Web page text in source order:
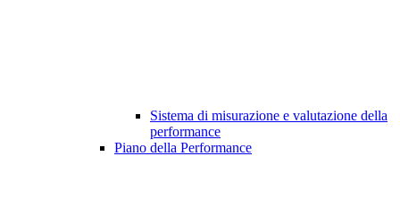
Sistema di misurazione e valutazione della
performance
Piano della Performance